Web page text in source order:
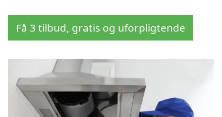
Få 3 tilbud, gratis og uforpligtende